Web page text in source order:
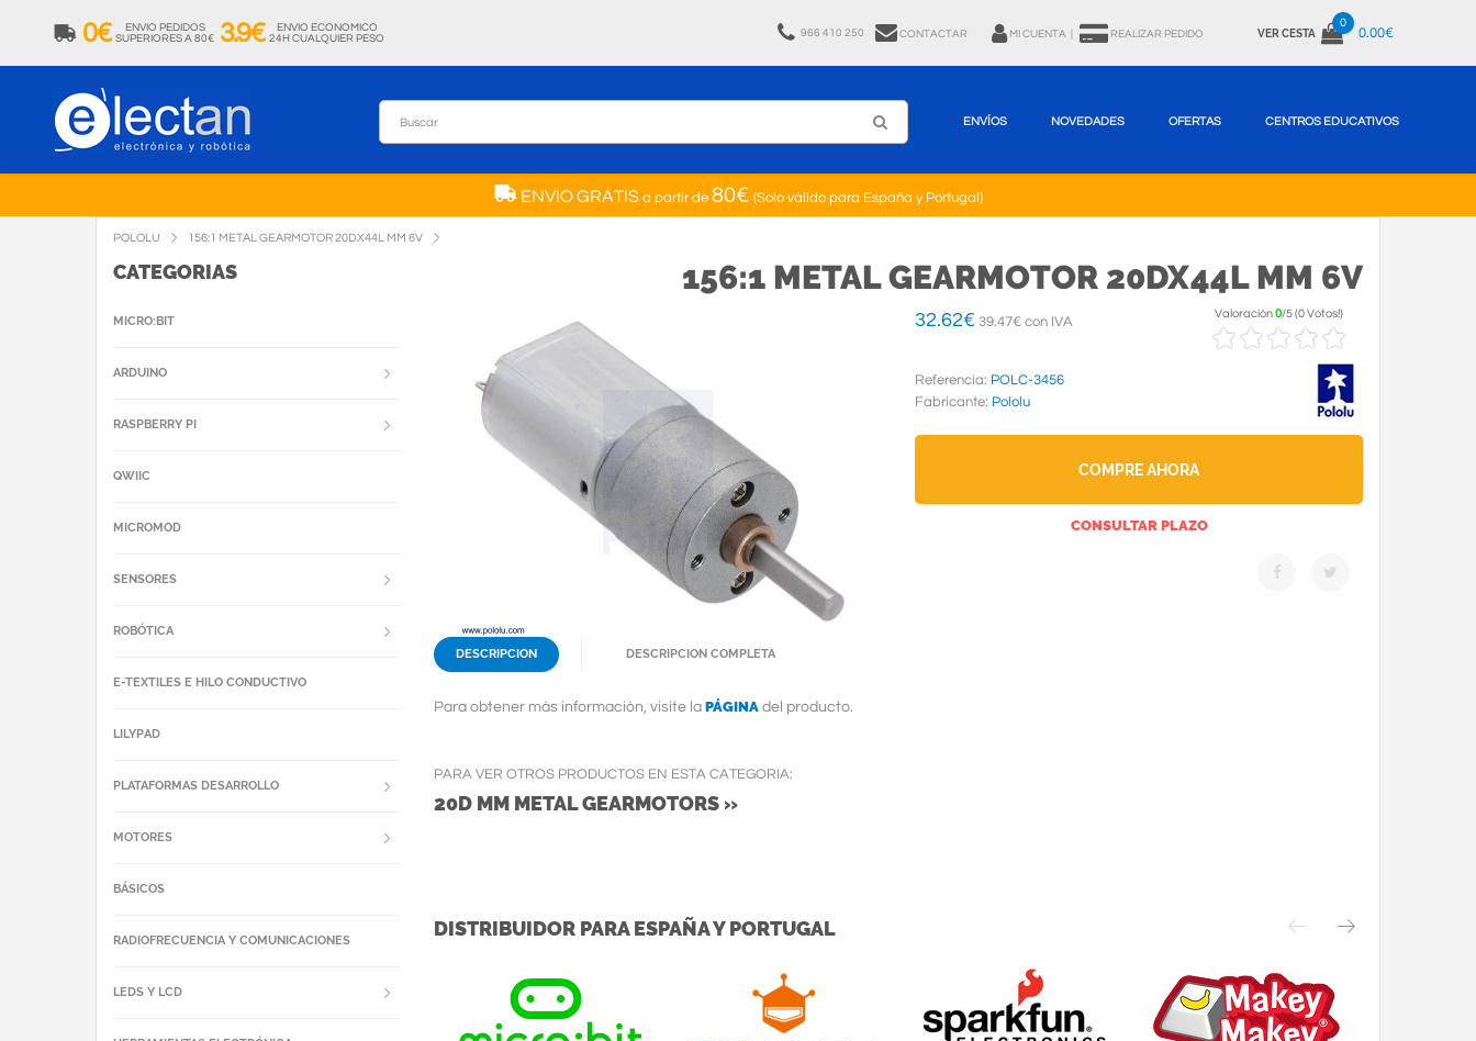
0€
ENVIO PEDIDOS
SUPERIORES A 80€ 3.9€
ENVIO ECONOMICO
24H CUALQUIER PESO
966 410 250 CONTACTAR MI CUENTA REALIZAR PEDIDO VER CESTA
0
0.00€
ENVÍOS NOVEDADES OFERTAS CENTROS EDUCATIVOS
ENVIO GRATISa partir de 80€ (Solo válido para España y Portugal)
POLOLU 156:1 METAL GEARMOTOR 20DX44L MM 6V
156:1 METAL GEARMOTOR 20DX44L MM 6V
32.62€ 39.47€ con IVA
Valoración0/5(0 Votos!)
Referencia: POLC-3456
Fabricante: Pololu
COMPRE AHORA
CONSULTAR PLAZO
DESCRIPCION DESCRIPCION COMPLETA
Para obtener más información, visite la PÁGINA del producto.
PARA VER OTROS PRODUCTOS EN ESTA CATEGORIA:
20D MM METAL GEARMOTORS »
DISTRIBUIDOR PARA ESPAÑA Y PORTUGAL
CATEGORIAS
MICRO:BIT
ARDUINO
RASPBERRY PI
QWIIC
MICROMOD
SENSORES
ROBÓTICA
E-TEXTILES E HILO CONDUCTIVO
LILYPAD
PLATAFORMAS DESARROLLO
MOTORES
BÁSICOS
RADIOFRECUENCIA Y COMUNICACIONES
LEDS Y LCD